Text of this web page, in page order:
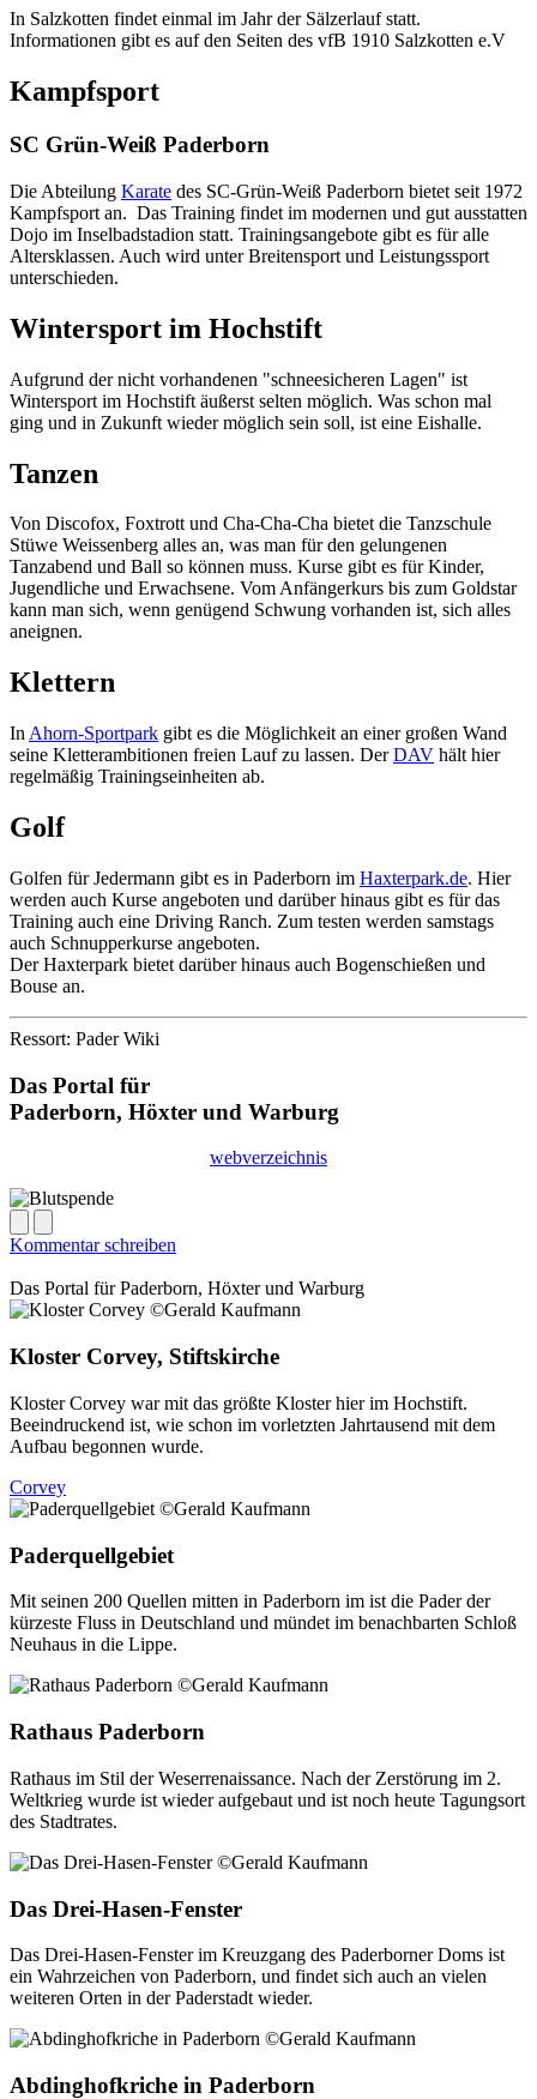
In Salzkotten findet einmal im Jahr der Sälzerlauf statt.
Informationen gibt es auf den Seiten des vfB 1910 Salzkotten e.V
Kampfsport
SC Grün-Weiß Paderborn
Die Abteilung Karate des SC-Grün-Weiß Paderborn bietet seit 1972
Kampfsport an. Das Training findet im modernen und gut ausstatten
Dojo im Inselbadstadion statt. Trainingsangebote gibt es für alle
Altersklassen. Auch wird unter Breitensport und Leistungssport
unterschieden.
Wintersport im Hochstift
Aufgrund der nicht vorhandenen "schneesicheren Lagen" ist
Wintersport im Hochstift äußerst selten möglich. Was schon mal
ging und in Zukunft wieder möglich sein soll, ist eine Eishalle.
Tanzen
Von Discofox, Foxtrott und Cha-Cha-Cha bietet die Tanzschule
Stüwe Weissenberg alles an, was man für den gelungenen
Tanzabend und Ball so können muss. Kurse gibt es für Kinder,
Jugendliche und Erwachsene. Vom Anfängerkurs bis zum Goldstar
kann man sich, wenn genügend Schwung vorhanden ist, sich alles
aneignen.
Klettern
In Ahorn-Sportpark gibt es die Möglichkeit an einer großen Wand
seine Kletterambitionen freien Lauf zu lassen. DerDAV hält hier
regelmäßig Trainingseinheiten ab.
Golf
Golfen für Jedermann gibt es in Paderborn im Haxterpark.de. Hier
werden auch Kurse angeboten und darüber hinaus gibt es für das
Training auch eine Driving Ranch. Zum testen werden samstags
auch Schnupperkurse angeboten.
Der Haxterpark bietet darüber hinaus auch Bogenschießen und
Bouse an.
Ressort: Pader Wiki
Das Portal für
Paderborn, Höxter und Warburg
webverzeichnis
Kommentar schreiben
Das Portal fürPaderborn, Höxterund Warburg
Kloster Corvey, Stiftskirche
Kloster Corvey war mit das größte Kloster hier im Hochstift.
Beeindruckend ist, wie schon im vorletzten Jahrtausend mit dem
Aufbau begonnen wurde.
Corvey
Paderquellgebiet
Mit seinen 200 Quellen mitten in Paderborn im ist die Pader der
kürzeste Fluss in Deutschland und mündet im benachbarten Schloß
Neuhaus in die Lippe.
Rathaus Paderborn
Rathaus im Stil der Weserrenaissance. Nach der Zerstörung im 2.
Weltkrieg wurde ist wieder aufgebaut und ist noch heute Tagungsort
des Stadtrates.
Das Drei-Hasen-Fenster
Das Drei-Hasen-Fenster im Kreuzgang des Paderborner Doms ist
ein Wahrzeichen von Paderborn, und findet sich auch an vielen
weiteren Orten in der Paderstadt wieder.
Abdinghofkriche in Paderborn